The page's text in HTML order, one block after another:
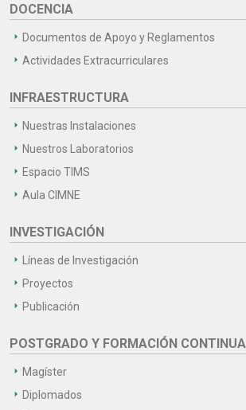
DOCENCIA
Documentos de Apoyo y Reglamentos
Actividades Extracurriculares
INFRAESTRUCTURA
Nuestras Instalaciones
Nuestros Laboratorios
Espacio TIMS
Aula CIMNE
INVESTIGACIÓN
Líneas de Investigación
Proyectos
Publicación
POSTGRADO Y FORMACIÓN CONTINUA
Magíster
Diplomados